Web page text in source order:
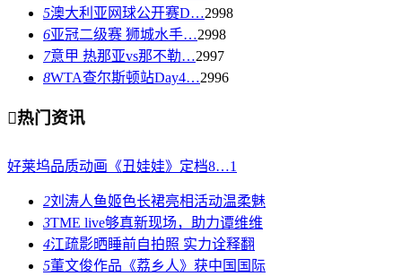
5澳大利亚网球公开赛D…2998
6亚冠二级赛 狮城水手…2998
7意甲 热那亚vs那不勒…2997
8WTA查尔斯顿站Day4…2996
热门资讯
好莱坞品质动画《丑娃娃》定档8… 1
2刘涛人鱼姬色长裙亮相活动温柔魅
3TME live够真新现场，助力谭维维
4江疏影晒睡前自拍照 实力诠释翻
5董文俊作品《荔乡人》获中国国际